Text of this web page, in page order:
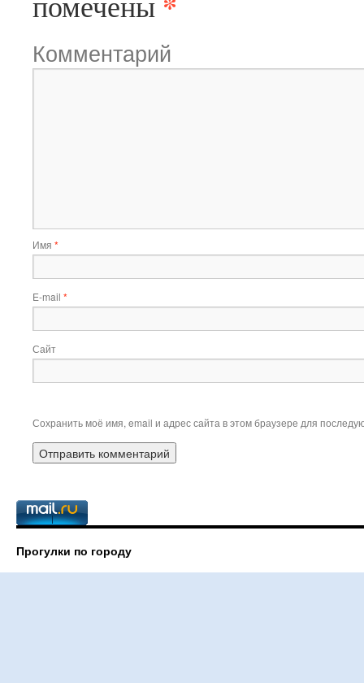
Комментарий
Имя *
E-mail *
Сайт
Сохранить моё имя, email и адрес сайта в этом браузере для
Прогулки по городу